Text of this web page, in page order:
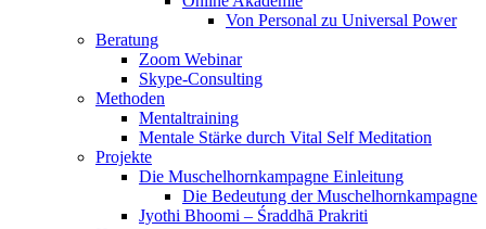
Von Personal zu Universal Power
Beratung
Zoom Webinar
Skype-Consulting
Methoden
Mentaltraining
Mentale Stärke durch Vital Self Meditation
Projekte
Die Muschelhornkampagne Einleitung
Die Bedeutung der Muschelhornkampagne
Jyothi Bhoomi – Śraddhā Prakriti